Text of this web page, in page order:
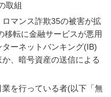
取組
マンス詐欺35の被害が拡
移転に金融サービスが悪用
ーネットバンキング(IB)
、暗号資産の送信による
を行っている者(以下「無